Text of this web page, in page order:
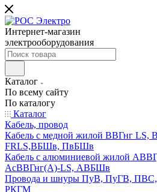
Интернет-магазин
электрооборудования
Каталог
По всему сайту
По каталогу
Каталог
Кабель, провод
Кабель с медной жилой ВВГнг LS,
FRLS,ВБШв, ПвБШв
Кабель с алюминиевой жилой
АсВВГнг(А)-LS, АВБШв
Провода и шнуры ПуВ, ПуГВ,
РКГМ